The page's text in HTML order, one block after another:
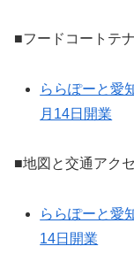
■フードコートテ
ららぽーと愛
月14日開業
■地図と交通アク
ららぽーと愛
14日開業